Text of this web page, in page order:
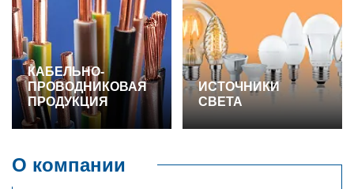
КАБЕЛЬНО-
ПРОВОДНИКОВАЯ
ПРОДУКЦИЯ
ИСТОЧНИКИ
СВЕТА
О компании